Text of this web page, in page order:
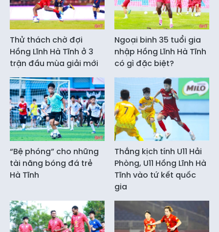
Thử thách chờ đợi
Hồng Lĩnh Hà Tĩnh ở 3
trận đầu mùa giải mới
Ngoại binh 35 tuổi gia
nhập Hồng Lĩnh Hà Tĩnh
có gì đặc biệt?
“Bệ phóng” cho những
tài năng bóng đá trẻ
Hà Tĩnh
Thắng kịch tính U11 Hải
Phòng, U11 Hồng Lĩnh Hà
Tĩnh vào tứ kết quốc
gia